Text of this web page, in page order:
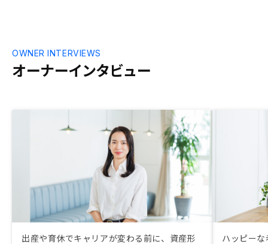
オーナーインタビュー
OWNER INTERVIEWS
出産や育休でキャリアが変わる前に、資産形
ハッピー